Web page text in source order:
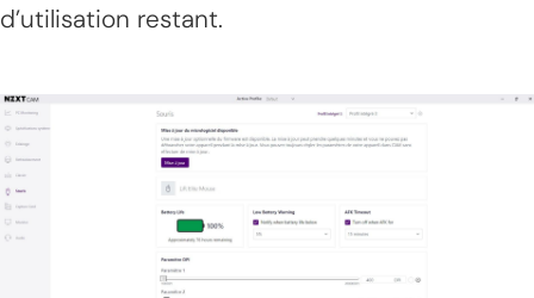
d’utilisation restant.